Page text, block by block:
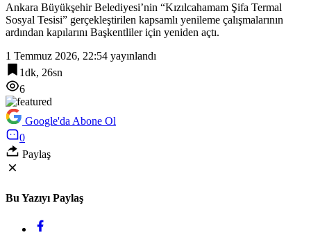
Ankara Büyükşehir Belediyesi’nin “Kızılcahamam Şifa Termal
Sosyal Tesisi” gerçekleştirilen kapsamlı yenileme çalışmalarının
ardından kapılarını Başkentliler için yeniden açtı.
1 Temmuz 2026, 22:54 yayınlandı
1dk, 26sn
6
Google'da Abone Ol
0
Paylaş
Bu Yazıyı Paylaş